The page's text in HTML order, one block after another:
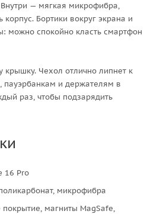
— мягкая микрофибра,
корпус. Бортики вокруг экрана и
можно спокойно класть смартфон
крышку. Чехол отлично липнет к
и держателям в
раз, чтобы подзарядить
16 Pro
микрофибра
покрытие, магниты MagSafe,